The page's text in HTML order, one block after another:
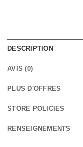
DESCRIPTION
AVIS (0)
PLUS D'OFFRES
STORE POLICIES
RENSEIGNEMENTS